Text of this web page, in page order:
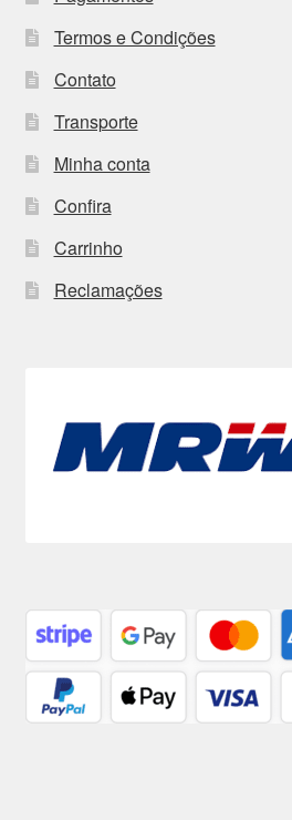
Termos e Condições
Contato
Transporte
Minha conta
Confira
Carrinho
Reclamações